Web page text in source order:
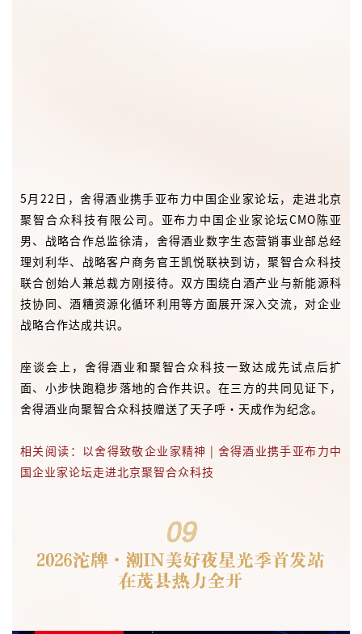
联合创始人兼总裁方刚接待。双方围绕白酒产业与新能源科
技协同、酒糟资源化循环利用等方面展开深入交流，对企业
战略合作达成共识。
座谈会上，舍得酒业和聚智合众科技一致达成先试点后扩
面、小步快跑稳步落地的合作共识。在三方的共同见证下，
舍得酒业向聚智合众科技赠送了天子呼·天成作为纪念。
相关阅读：以舍得致敬企业家精神 | 舍得酒业携手亚布力中
国企业家论坛走进北京聚智合众科技